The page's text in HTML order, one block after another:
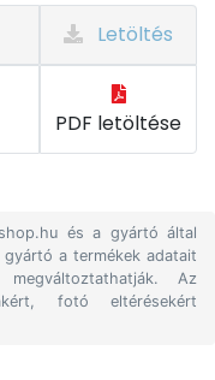
Letöltés
PDF letöltése
és a gyártó által
a termékek adatait
Az
fotó eltérésekért